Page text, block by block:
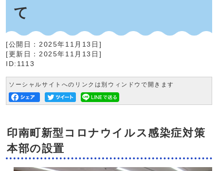
て
[公開日： 2025年11月13日 ]
[更新日： 2025年11月13日 ]
ID:1113
ソーシャルサイトへのリンクは別ウィンドウで開きます
印南町新型コロナウイルス感染症対策
本部の設置